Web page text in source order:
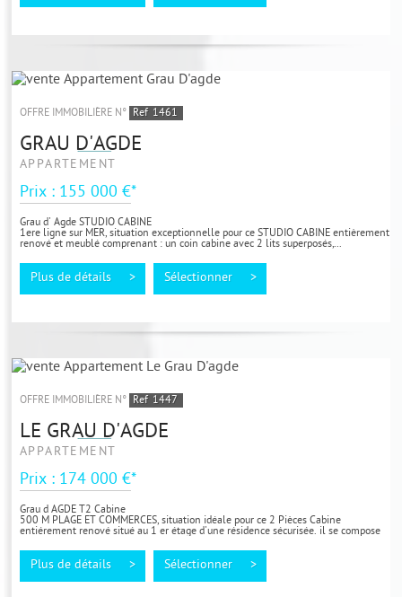
OFFRE IMMOBILIÈRE N° Ref 1461
GRAU D'AGDE
APPARTEMENT
Prix : 155 000 €*
Grau d' Agde STUDIO CABINE
1ere ligne sur MER, situation exceptionnelle pour ce STUDIO CABINE entièrement
renové et meublé comprenant : un coin cabine avec 2 lits superposés,...
Plus de détails > Sélectionner >
OFFRE IMMOBILIÈRE N° Ref 1447
LE GRAU D'AGDE
APPARTEMENT
Prix : 174 000 €*
Grau d AGDE T2 Cabine
500 M PLAGE ET COMMERCES, situation idéale pour ce 2 Pièces Cabine
entiérement renové situé au 1 er étage d'une résidence sécurisée. il se compose
Plus de détails > Sélectionner >